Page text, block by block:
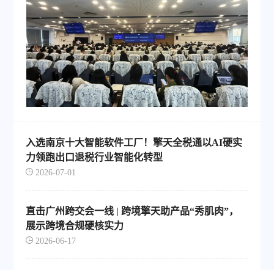
入选南京十大智能软件工厂！擎天全税通以AI硬实
力领跑出口退税行业智能化转型
2026-07-01
直击广州跨交会一线 | 跨境擎天助产品“秀肌肉”，
展示跨境合规硬核实力
2026-06-17